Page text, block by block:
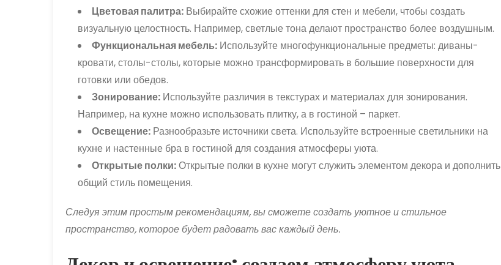
Цветовая палитра: Выбирайте схожие оттенки для стен и мебели, чтобы создать
визуальную целостность. Например, светлые тона делают пространство более воздушным.
Функциональная мебель: Используйте многофункциональные предметы: диваны-
кровати, столы-столы, которые можно трансформировать в большие поверхности для
готовки или обедов.
Зонирование: Используйте различия в текстурах и материалах для зонирования.
Например, на кухне можно использовать плитку, а в гостиной – паркет.
Освещение: Разнообразьте источники света. Используйте встроенные светильники на
кухне и настенные бра в гостиной для создания атмосферы уюта.
Открытые полки:Открытые полки в кухне могут служить элементом декора и дополнить
общий стиль помещения.
Следуя этим простым рекомендациям, вы сможете создать уютное и стильное
пространство, которое будет радовать вас каждый день.